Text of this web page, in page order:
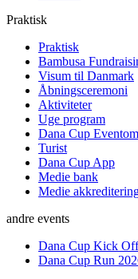
Praktisk
Praktisk
Bambusa
Visum til Danmark
Åbningsceremoni
Aktiviteter
Uge program
Dana Cup
Turist
Dana Cup App
Medie bank
Medie
andre events
Dana Cup Kick
Dana Cup Run